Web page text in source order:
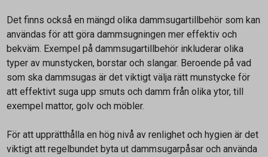
Det finns också en mängd olika dammsugartillbehör som kan
användas för att göra dammsugningen mer effektiv och
bekväm. Exempel på dammsugartillbehör inkluderar olika
typer av munstycken, borstar och slangar. Beroende på vad
som ska dammsugas är det viktigt välja rätt munstycke för
att effektivt suga upp smuts och damm från olika ytor, till
exempel mattor, golv och möbler.
För att upprätthålla en hög nivå av renlighet och hygien är det
viktigt att regelbundet byta ut dammsugarpåsar och använda